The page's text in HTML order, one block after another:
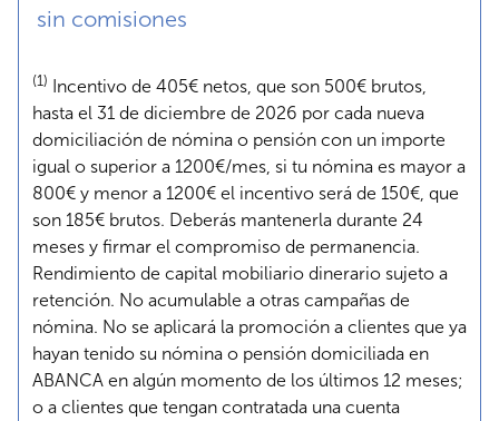
sin comisiones
(1) Incentivo de 405€ netos, que son 500€ brutos,
hasta el 31 de diciembre de 2026 por cada nueva
domiciliación de nómina o pensión con un importe
igual o superior a 1200€/mes, si tu nómina es mayor a
800€ y menor a 1200€ el incentivo será de 150€, que
son 185€ brutos. Deberás mantenerla durante 24
meses y firmar el compromiso de permanencia.
Rendimiento de capital mobiliario dinerario sujeto a
retención. No acumulable a otras campañas de
nómina. No se aplicará la promoción a clientes que ya
hayan tenido su nómina o pensión domiciliada en
ABANCA en algún momento de los últimos 12 meses;
o a clientes que tengan contratada una cuenta